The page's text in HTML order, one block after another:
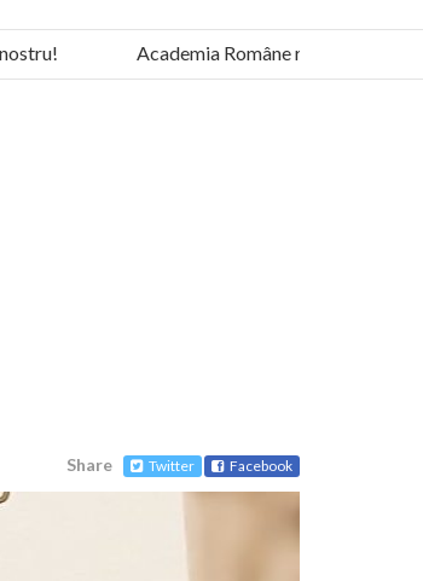
Academia Române revine în cazul
Share Twitter Facebook